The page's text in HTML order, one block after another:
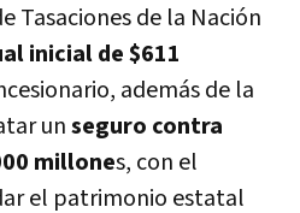
Tasaciones de la Nación
inicial de $611
además de la
unseguro contra
millones, con el
el patrimonio estatal